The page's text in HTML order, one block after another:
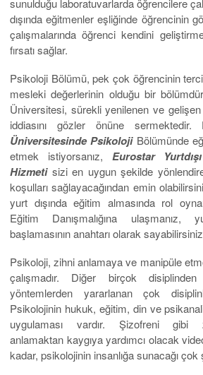
sunulduğu laboratuvarlarda öğrencilere
dışında eğitmenler eşliğinde öğrencinin
çalışmalarında öğrenci kendini
fırsatı sağlar.
Psikoloji Bölümü, pek çok öğrencinin
mesleki değerlerinin olduğu bir
Üniversitesi, sürekli yenilenen ve
iddiasını gözler önüne
Üniversitesinde Psikoloji Bölümünde
etmek istiyorsanız, Eurostar
Hizmeti sizi en uygun şekilde
koşulları sağlayacağından emin
yurt dışında eğitim almasında rol
Eğitim Danışmalığına ulaşmanız,
başlamasının anahtarı olarak
Psikoloji, zihni anlamaya ve manipüle
çalışmadır. Diğer birçok
yöntemlerden yararlanan çok
Psikolojinin hukuk, eğitim, din ve
uygulaması vardır. Şizofreni gibi
anlamaktan kaygıya yardımcı olacak
kadar, psikolojinin insanlığa sunacağı çok